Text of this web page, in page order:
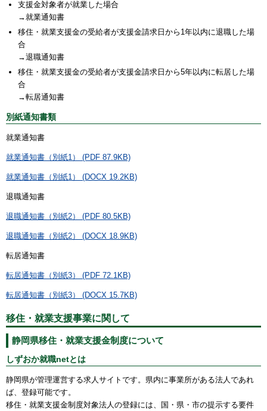
支援金対象者が就業した場合
→就業通知書
移住・就業支援金の受給者が支援金請求日から1年以内に退職した場
合
→退職通知書
移住・就業支援金の受給者が支援金請求日から5年以内に転居した場
合
→転居通知書
別紙通知書類
就業通知書
就業通知書（別紙1） (PDF 87.9KB)
就業通知書（別紙1） (DOCX 19.2KB)
退職通知書
退職通知書（別紙2） (PDF 80.5KB)
退職通知書（別紙2） (DOCX 18.9KB)
転居通知書
転居通知書（別紙3） (PDF 72.1KB)
転居通知書（別紙3） (DOCX 15.7KB)
移住・就業支援事業に関して
静岡県移住・就業支援金制度について
しずおか就職netとは
静岡県が管理運営する求人サイトです。県内に事業所がある法人であれ
ば、登録可能です。
移住・就業支援金制度対象法人の登録には、国・県・市の提示する要件